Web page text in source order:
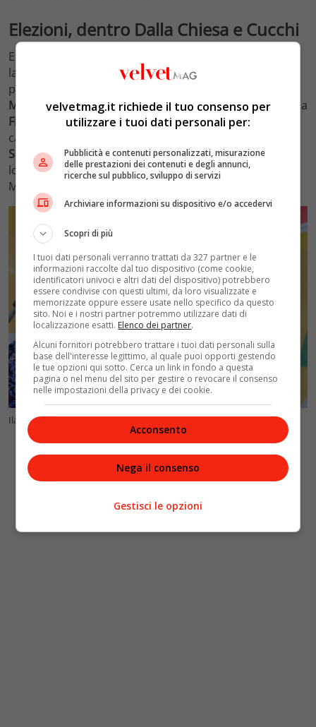
Elezioni, dentro Dalla Chiesa e Cucchi
Entrerà alla Camera, per la prima volta e per la destra,
la conduttrice
Rita Dalla Chiesache ha vinto la sua
personale sfida alle
Molfetta, in Puglia. Il collegio uninominale per il Senato a
Firenze
è stato invece guadagnato daIlaria Cucchi
candidata per Alleanza Verdi-Sinistra.
Soumahoro, sindacalista diventato un simbolo della
lotta dei braccianti, ha perso di poco all’uninominale di
Modena con la candidata di Centrodestra.
Ilaria Cucchi. Foto Ansa/Maurizio Brambatti
velvetmag.it richiede il tuo consenso per
utilizzare i tuoi dati personali per:
Pubblicità e contenuti personalizzati, misurazione
delle prestazioni dei contenuti e degli annunci,
ricerche sul pubblico, sviluppo di servizi
Archiviare informazioni su dispositivo e/o accedervi
Scopri di più
I tuoi dati personali verranno trattati da 327 partner e le
informazioni raccolte dal tuo dispositivo (come cookie,
identificatori univoci e altri dati del dispositivo) potrebbero
essere condivise con questi ultimi, da loro visualizzate e
memorizzate oppure essere usate nello specifico da questo
sito. Noi e i nostri partner potremmo utilizzare dati di
localizzazione esatti. Elenco dei partner.
Alcuni fornitori potrebbero trattare i tuoi dati personali sulla
base dell'interesse legittimo, al quale puoi opporti gestendo
le tue opzioni qui sotto. Cerca un link in fondo a questa
pagina o nel menu del sito per gestire o revocare il consenso
nelle impostazioni della privacy e dei cookie.
Acconsento
Nega il consenso
Gestisci le opzioni